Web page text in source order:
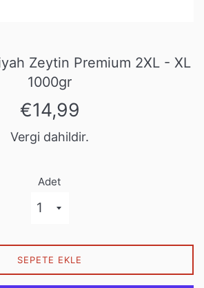
Zeytin Premium 2XL - XL
1000gr
Normal
€14,99
Vergi dahildir.
Adet
SEPETE EKLE